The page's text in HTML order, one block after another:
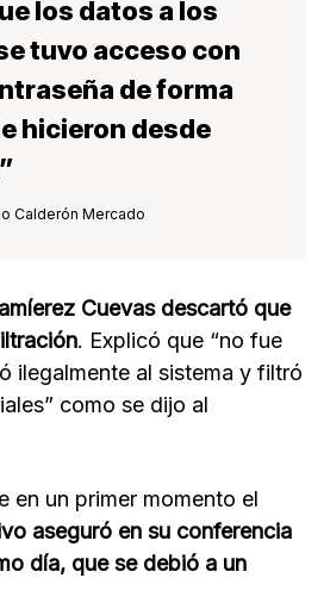
los datos a los
tuvo acceso con
de forma
hicieron desde
Calderón Mercado
Cuevas descartó que
. Explicó que “no fue
ilegalmente al sistema y filtró
como se dijo al
en un primer momento el
aseguró en su conferencia
día, que se debió a un